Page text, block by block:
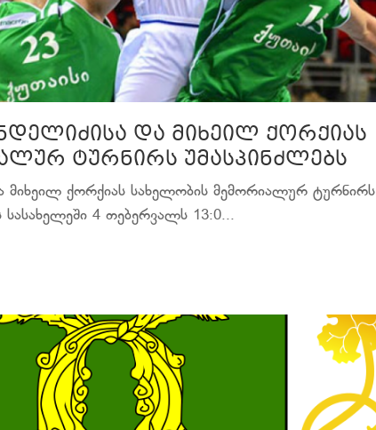
და მიხეილ ქორქიას
ტურნირს უმასპინძლებს
მიხეილ ქორქიას სახელობის მემორიალურ ტურნირს
4 თებერვალს 13:0...